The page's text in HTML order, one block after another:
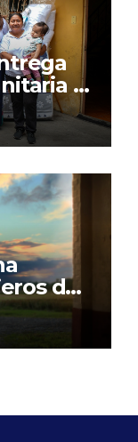
y
Lara a
de